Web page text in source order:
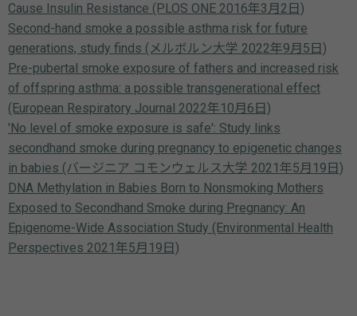
Cause Insulin Resistance (PLOS ONE 2016年3月2日)
Second-hand smoke a possible asthma risk for future
generations, study finds (メルボルン大学 2022年9月5日)
Pre-pubertal smoke exposure of fathers and increased risk
of offspring asthma: a possible transgenerational effect
(European Respiratory Journal 2022年10月6日)
'No level of smoke exposure is safe': Study links
secondhand smoke during pregnancy to epigenetic changes
in babies (バージニア コモンウェルス大学 2021年5月19日)
DNA Methylation in Babies Born to Nonsmoking Mothers
Exposed to Secondhand Smoke during Pregnancy: An
Epigenome-Wide Association Study (Environmental Health
Perspectives 2021年5月19日)